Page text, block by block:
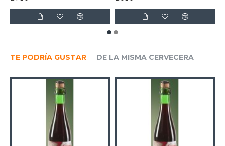
TE PODRÍA GUSTAR DE LA MISMA CERVECERA